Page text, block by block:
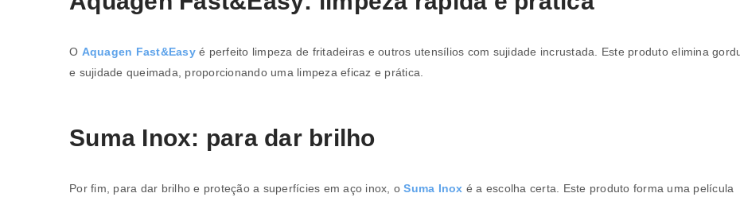
O Aquagen Fast&Easyé perfeito limpeza de fritadeiras e outros utensílios com sujidade incrustada. Este produto elimina
e sujidade queimada, proporcionando uma limpeza eficaz e prática.
Suma Inox: para dar brilho
Por fim, para dar brilho e proteção a superfícies em aço inox, oSuma Inox é a escolha certa. Este produto forma uma película